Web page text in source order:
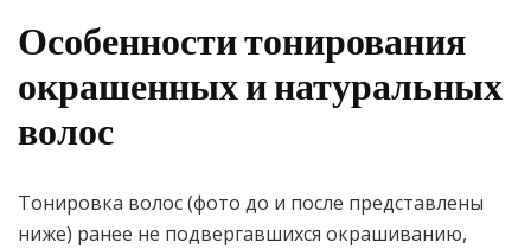
Особенности тонирования
окрашенных и натуральных
волос
Тонировка волос (фото до и после представлены
ниже) ранее не подвергавшихся окрашиванию,